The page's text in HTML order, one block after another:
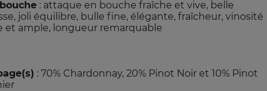
: attaque en bouche fraîche et vive, belle
joli équilibre, bulle fine, élégante, fraîcheur, vinosité
et ample, longueur remarquable
: 70% Chardonnay, 20% Pinot Noir et 10% Pinot